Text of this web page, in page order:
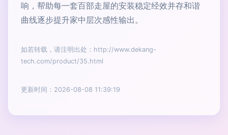
响，帮助每一套百部走屋的安装稳定经效并存和谐
曲线逐步提升家中层次感性输出。
如若转载，请注明出处：http://www.dekang-
tech.com/product/35.html
更新时间：2026-08-08 11:39:19